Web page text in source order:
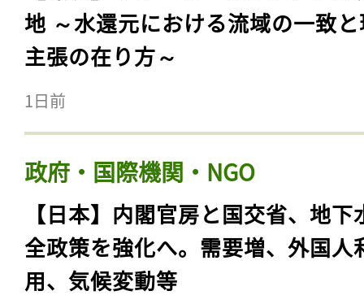
地 ～水還元における流域の一致
主張の在り方～
1日前
政府・国際機関・NGO
【日本】内閣官房と国交省、地下
全政策を強化へ。需要増、外国人
用、気候変動等